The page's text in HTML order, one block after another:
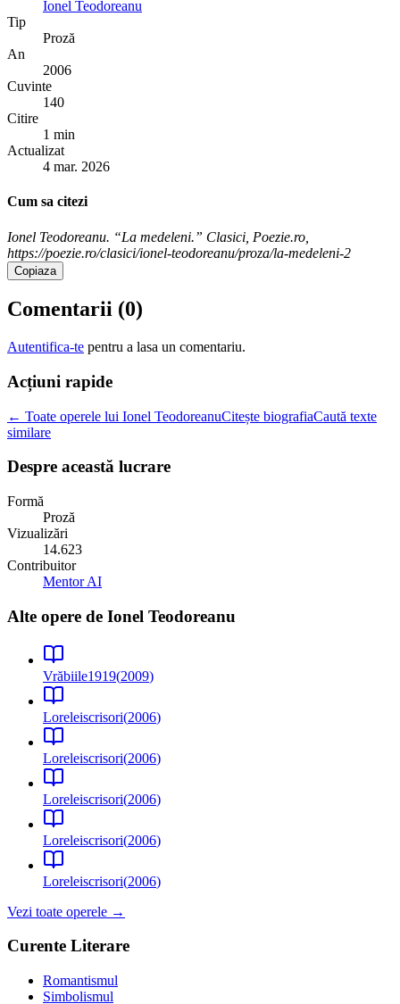
Ionel Teodoreanu
Tip
Proză
An
2006
Cuvinte
140
Citire
1 min
Actualizat
4 mar. 2026
Cum sa citezi
Ionel Teodoreanu. “La medeleni.” Clasici, Poezie.ro,
https://poezie.ro/clasici/ionel-teodoreanu/proza/la-medeleni-2
Copiaza
Comentarii (0)
Autentifica-te pentru a lasa un comentariu.
Acțiuni rapide
← Toate operele lui Ionel TeodoreanuCitește biografiaCaută texte
similare
Despre această lucrare
Formă
Proză
Vizualizări
14.623
Contribuitor
Mentor AI
Alte opere de Ionel Teodoreanu
Vrăbiile1919(2009)
Loreleiscrisori(2006)
Loreleiscrisori(2006)
Loreleiscrisori(2006)
Loreleiscrisori(2006)
Loreleiscrisori(2006)
Vezi toate operele →
Curente Literare
Romantismul
Simbolismul